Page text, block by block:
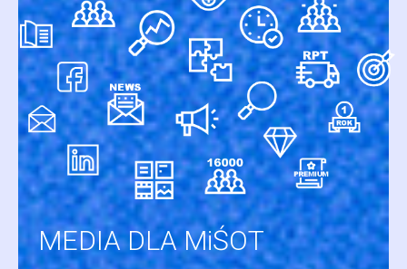
MEDIA DLA MiŚOT